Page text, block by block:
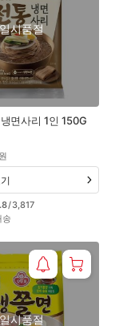
면사리 1인 150G
일시품절
원
/3,817
일시품절